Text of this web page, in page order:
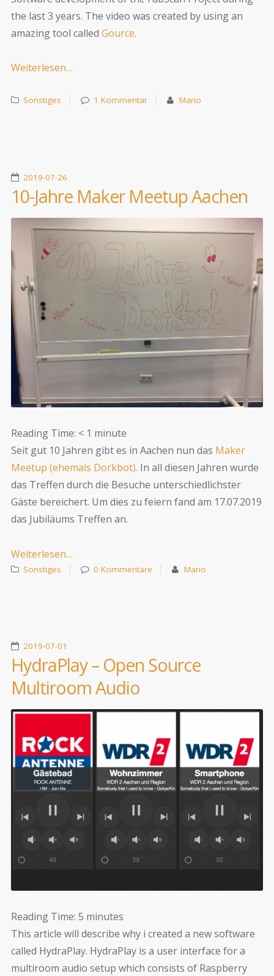
the last 3 years. The video was created by using an
amazing tool called Gource.
Weiterlesen…
Sonstiges 1 Kommentar Mario
2019-07-26
10-Jahre Maker Meetup Aachen
Reading Time: < 1 minute
Seit gut 10 Jahren gibt es in Aachen nun das Maker
Meetup (ehemals Dorkbot). In all diesen Jahren wurde
das Treffen durch die Besuche unterschiedlichster
Gäste bereichert. Um dies zu feiern fand am 17.07.2019
das Jubiläums Treffen an.
Weiterlesen…
Sonstiges 0 Kommentare Mario
2019-07-01
HydraPlay – Open Source
Multiroom Audio
Reading Time: 5 minutes
This article will describe why i created a new software
called HydraPlay. HydraPlay is a user interface for a
multiroom audio setup which consists of Raspberry